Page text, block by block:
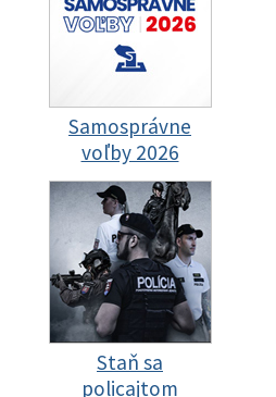
Samosprávne
voľby 2026
Staň sa
policajtom